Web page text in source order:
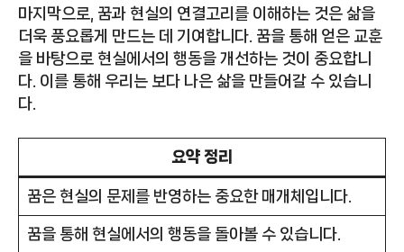
마지막으로, 꿈과 현실의 연결고리를 이해하는 것은 삶을
더욱 풍요롭게 만드는 데 기여합니다. 꿈을 통해 얻은 교훈
을 바탕으로 현실에서의 행동을 개선하는 것이 중요합니
다. 이를 통해 우리는 보다 나은 삶을 만들어갈 수 있습니
다.
요약 정리
꿈은 현실의 문제를 반영하는 중요한 매개체입니다.
꿈을 통해 현실에서의 행동을 돌아볼 수 있습니다.